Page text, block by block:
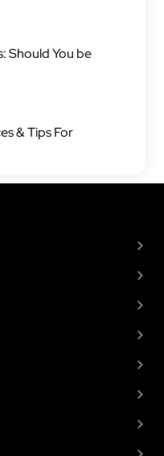
Should You be
& Tips For